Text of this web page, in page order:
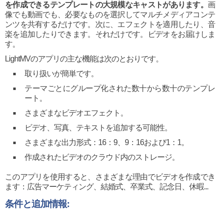
を作成できるテンプレートの大規模なキャストがあります。 画
像でも動画でも、必要なものを選択してマルチメディアコンテ
ンツを共有するだけです。次に、エフェクトを適用したり、音
楽を追加したりできます。それだけです。ビデオをお届けしま
す。
LightMVのアプリの主な機能は次のとおりです。
取り扱いが簡単です。
テーマごとにグループ化された数十から数十のテンプレ
ート。
さまざまなビデオエフェクト。
ビデオ、写真、テキストを追加する可能性。
さまざまな出力形式：16：9、9：16および1：1。
作成されたビデオのクラウド内のストレージ。
このアプリを使用すると、さまざまな理由でビデオを作成でき
ます：広告マーケティング、結婚式、卒業式、記念日、休暇...
条件と追加情報: